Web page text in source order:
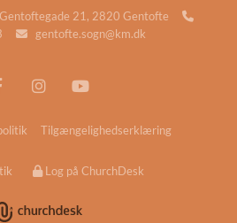
21, 2820 Gentofte 
gentofte.sogn@km.dk
Tilgængelighedserklæring
Log på ChurchDesk